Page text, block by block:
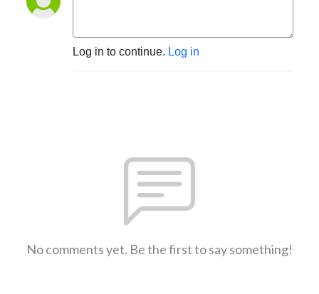
Log in to continue. Log in
No comments yet. Be the first to say something!